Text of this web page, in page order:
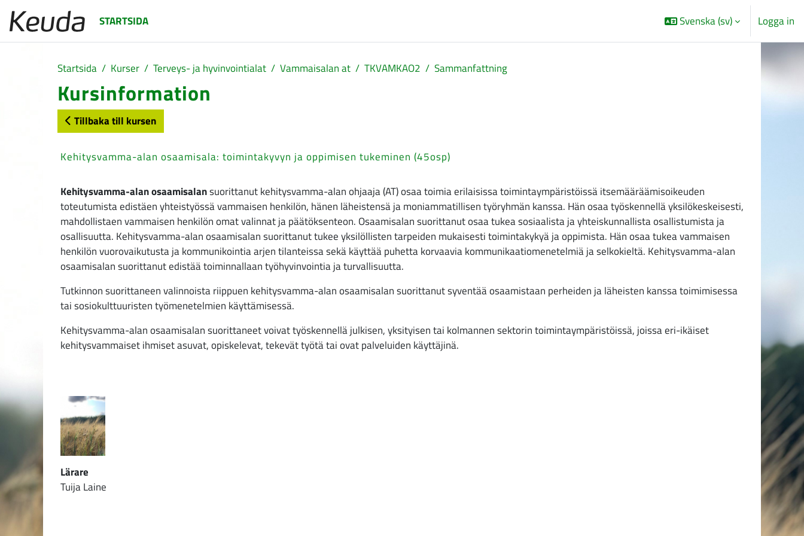
STARTSIDA
Svenska ‎(sv)‎ Logga in
Startsida Kurser Terveys- ja hyvinvointialat Vammaisalan at TKVAMKAO2 Sammanfattning
Kursinformation
Tillbaka till kursen
Kehitysvamma-alan osaamisala: toimintakyvyn ja oppimisen tukeminen (45osp)
Kehitysvamma-alan osaamisalansuorittanut kehitysvamma-alan ohjaaja (AT) osaa toimia erilaisissa toimintaympäristöissä itsemääräämisoikeuden
toteutumista edistäen yhteistyössä vammaisen henkilön, hänen läheistensä ja moniammatillisen työryhmän kanssa. Hän osaa työskennellä yksilökeskeisesti,
mahdollistaen vammaisen henkilön omat valinnat ja päätöksenteon. Osaamisalan suorittanut osaa tukea sosiaalista ja yhteiskunnallista osallistumista ja
osallisuutta. Kehitysvamma-alan osaamisalan suorittanut tukee yksilöllisten tarpeiden mukaisesti toimintakykyä ja oppimista. Hän osaa tukea vammaisen
henkilön vuorovaikutusta ja kommunikointia arjen tilanteissa sekä käyttää puhetta korvaavia kommunikaatiomenetelmiä ja selkokieltä. Kehitysvamma-alan
osaamisalan suorittanut edistää toiminnallaan työhyvinvointia ja turvallisuutta.
Tutkinnon suorittaneen valinnoista riippuen kehitysvamma-alan osaamisalan suorittanut syventää osaamistaan perheiden ja läheisten kanssa toimimisessa
tai sosiokulttuuristen työmenetelmien käyttämisessä.
Kehitysvamma-alan osaamisalan suorittaneet voivat työskennellä julkisen, yksityisen tai kolmannen sektorin toimintaympäristöissä, joissa eri-ikäiset
kehitysvammaiset ihmiset asuvat, opiskelevat, tekevät työtä tai ovat palveluiden käyttäjinä.
Lärare
Tuija Laine